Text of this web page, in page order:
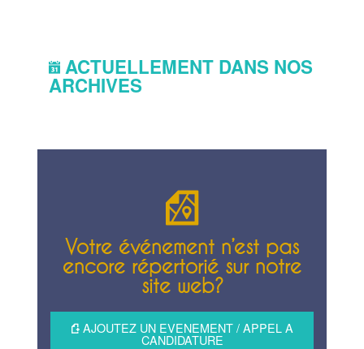
ACTUELLEMENT DANS NOS
ARCHIVES
Votre événement n’est pas
encore répertorié sur notre
site web?
AJOUTEZ UN EVENEMENT / APPEL A
CANDIDATURE